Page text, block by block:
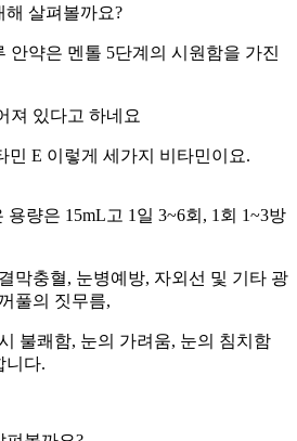
해 살펴볼까요?
안약은 멘톨 5단계의 시원함을 가진
져 있다고 하네요
민 E 이렇게 세가지 비타민이요.
량은 15mL고 1일 3~6회, 1회 1~3방
막충혈, 눈병예방, 자외선 및 기타 광
풀의 짓무름,
불쾌함, 눈의 가려움, 눈의 침치함
니다.